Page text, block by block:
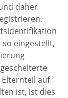
daher
eingestellt,
auf
ist, ist dies